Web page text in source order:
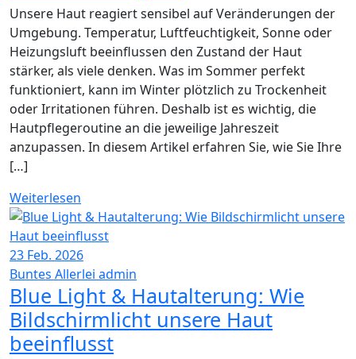
Unsere Haut reagiert sensibel auf Veränderungen der
Umgebung. Temperatur, Luftfeuchtigkeit, Sonne oder
Heizungsluft beeinflussen den Zustand der Haut
stärker, als viele denken. Was im Sommer perfekt
funktioniert, kann im Winter plötzlich zu Trockenheit
oder Irritationen führen. Deshalb ist es wichtig, die
Hautpflegeroutine an die jeweilige Jahreszeit
anzupassen. In diesem Artikel erfahren Sie, wie Sie Ihre
[…]
Weiterlesen
23 Feb. 2026
Buntes Allerlei admin
Blue Light & Hautalterung: Wie
Bildschirmlicht unsere Haut
beeinflusst